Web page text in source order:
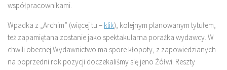
współpracownikami.
Wpadka z „Archim” (więcej tu – klik), kolejnym planowanym tytułem,
też zapamiętana zostanie jako spektakularna porażka wydawcy. W
chwili obecnej Wydawnictwo ma spore kłopoty, z zapowiedzianych
na poprzedni rok pozycji doczekaliśmy się jeno Żółwi. Reszty